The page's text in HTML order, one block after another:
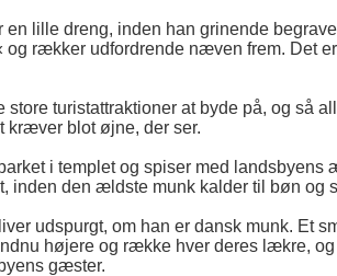
lille dreng, inden han grinende
og rækker udfordrende næven frem. Det
store turistattraktioner at byde på, og så
kræver blot øjne, der ser.
i templet og spiser med landsbyens
inden den ældste munk kalder til bøn og
udspurgt, om han er dansk munk. Et
højere og række hver deres lækre,
gæster.